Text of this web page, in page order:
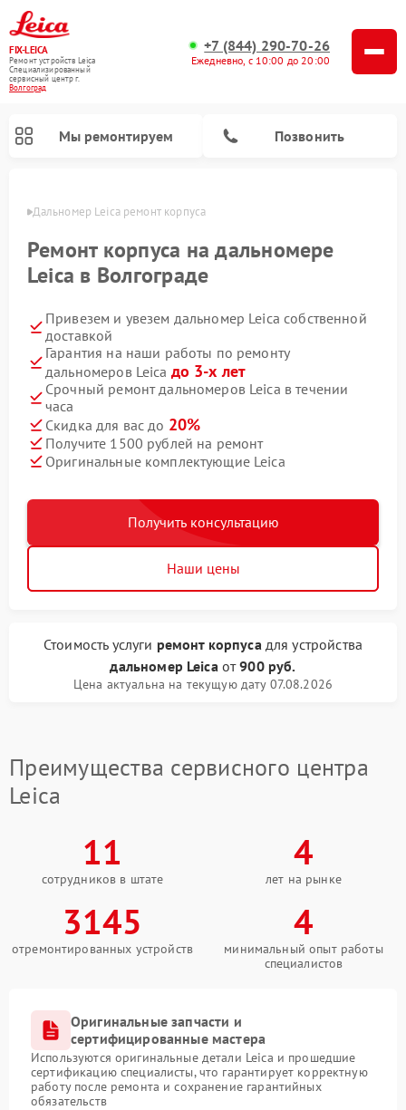
FIX-LEICA
Ремонт устройств Leica
Специализированный
cервисный центр г.
Волгоград
+7 (844) 290-70-26
Ежедневно, с 10:00 до 20:00
Мы ремонтируем Позвонить
Дальномер Leica ремонт корпуса
Ремонт корпуса на дальномере
Leica в Волгограде
Привезем и увезем дальномер Leica собственной
доставкой
Гарантия на наши работы по ремонту
дальномеров Leica до 3-х лет
Срочный ремонт дальномеров Leica в течении
часа
Скидка для вас до 20%
Получите 1500 рублей на ремонт
Оригинальные комплектующие Leica
Получить консультацию
Наши цены
Стоимость услуги ремонт корпусадля устройства
дальномер Leicaот900 руб.
Цена актуальна на текущую дату 07.08.2026
Преимущества сервисного центра
Leica
11
сотрудников в штате
4
лет на рынке
3145
отремонтированных устройств
4
минимальный опыт работы
специалистов
Оригинальные запчасти и
сертифицированные мастера
Используются оригинальные детали Leica и прошедшие
сертификацию специалисты, что гарантирует корректную
работу после ремонта и сохранение гарантийных
обязательств